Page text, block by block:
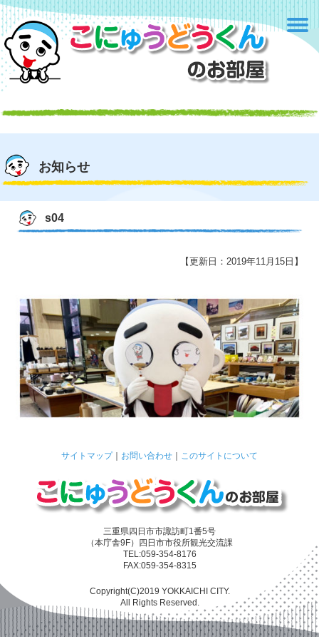
お知らせ
s04
【更新日：2019年11月15日】
サイトマップ｜ お問い合わせ ｜ このサイトについて
三重県四日市市諏訪町1番5号
（本庁舎9F）四日市市役所観光交流課
TEL:059-354-8176
FAX:059-354-8315
Copyright(C)2019 YOKKAICHI CITY.
All Rights Reserved.